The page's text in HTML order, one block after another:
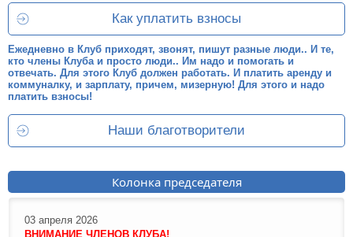
Как уплатить взносы
Ежедневно в Клуб приходят, звонят, пишут разные люди.. И те,
кто члены Клуба и просто люди.. Им надо и помогать и
отвечать. Для этого Клуб должен работать. И платить аренду и
коммуналку, и зарплату, причем, мизерную! Для этого и надо
платить взносы!
Наши благотворители
Колонка председателя
03 апреля 2026
ВНИМАНИЕ ЧЛЕНОВ КЛУБА!